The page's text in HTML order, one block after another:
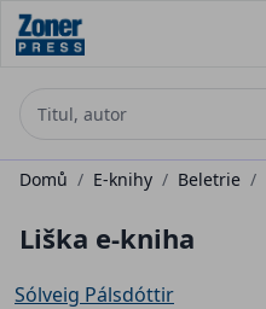
Domů / E-knihy / Beletrie /
Liška e-kniha
Sólveig Pálsdóttir